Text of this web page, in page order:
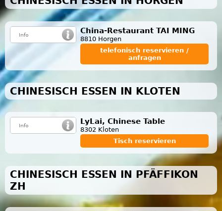
China-Restaurant TAI MING
8810 Horgen
telefonisch reservieren /
anfragen
CHINESISCH ESSEN IN KLOTEN
LyLai, Chinese Table
8302 Kloten
Tisch reservieren
CHINESISCH ESSEN IN PFÄFFIKON
ZH